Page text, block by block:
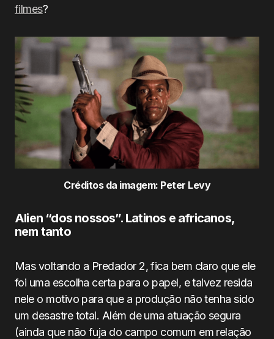
filmes?
Créditos da imagem: Peter Levy
Alien “dos nossos”. Latinos e africanos,
nem tanto
Mas voltando a Predador 2, fica bem claro que ele
foi uma escolha certa para o papel, e talvez resida
nele o motivo para que a produção não tenha sido
um desastre total. Além de uma atuação segura
(ainda que não fuja do campo comum em relação